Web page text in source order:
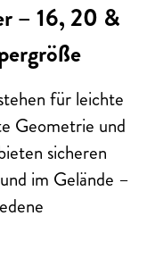
– 16, 20 &
für leichte
Geometrie und
sicheren
im Gelände –